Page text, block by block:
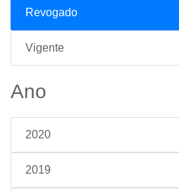
Revogado
Vigente
Ano
2020
2019